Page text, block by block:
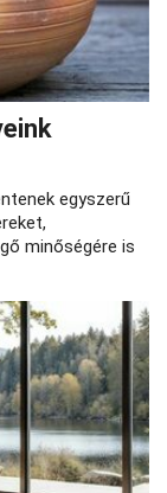
egyszerű
minőségére is